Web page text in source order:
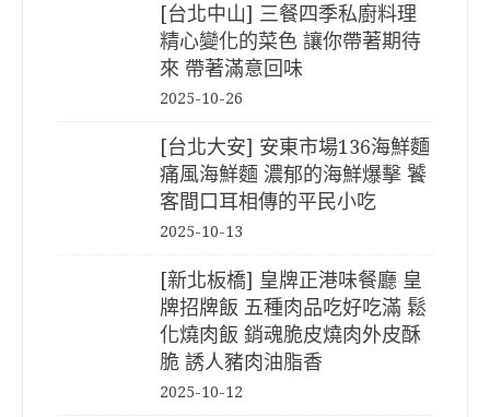
[台北中山] 三餐四季私廚料理
精心變化的菜色 讓你帶著期待
來 帶著滿意回味
2025-10-26
[台北大安] 安東市場136海鮮麵
痛風海鮮麵 濃郁的海鮮爆擊 饕
客間口耳相傳的平民小吃
2025-10-13
[新北板橋] 皇牌正港味餐廳 皇
牌招牌飯 五種肉品吃好吃滿 鬆
化燒肉飯 銷魂脆皮燒肉外皮酥
脆 誘人豬肉油脂香
2025-10-12